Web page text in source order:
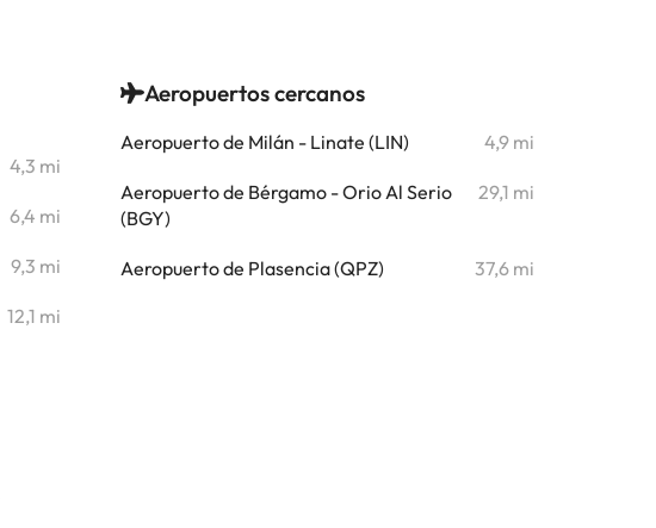
4,3 mi
6,4 mi
9,3 mi
12,1 mi
Aeropuertos cercanos
Aeropuerto de Milán - Linate (LIN) 4,9 mi
Aeropuerto de Bérgamo - Orio Al Serio
(BGY)
29,1 mi
Aeropuerto de Plasencia (QPZ) 37,6 mi